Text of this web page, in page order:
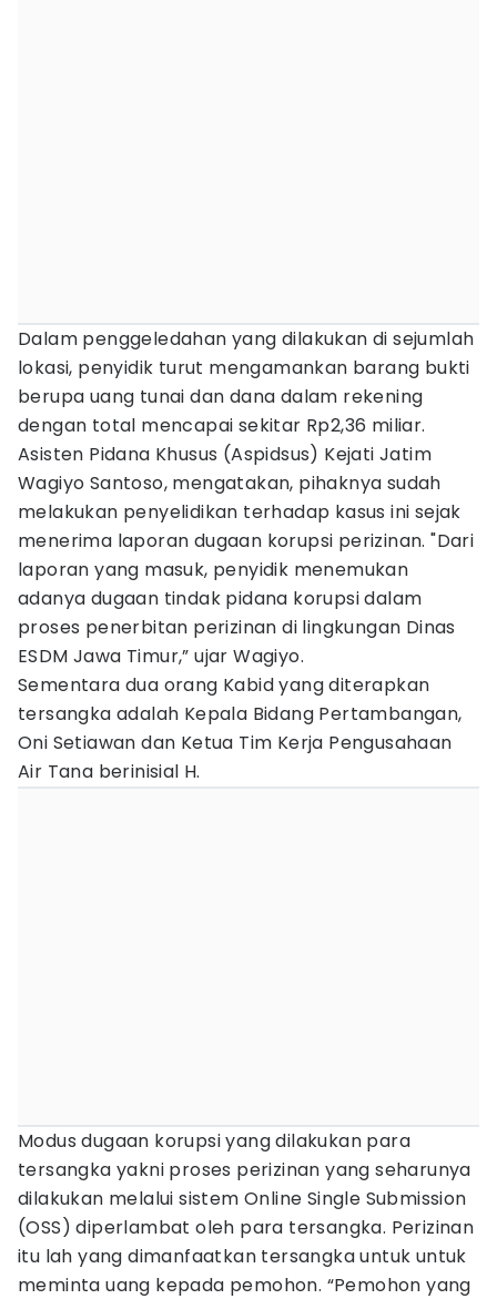
Dalam penggeledahan yang dilakukan di sejumlah
lokasi, penyidik turut mengamankan barang bukti
berupa uang tunai dan dana dalam rekening
dengan total mencapai sekitar Rp2,36 miliar.
Asisten Pidana Khusus (Aspidsus) Kejati Jatim
Wagiyo Santoso, mengatakan, pihaknya sudah
melakukan penyelidikan terhadap kasus ini sejak
menerima laporan dugaan korupsi perizinan. "Dari
laporan yang masuk, penyidik menemukan
adanya dugaan tindak pidana korupsi dalam
proses penerbitan perizinan di lingkungan Dinas
ESDM Jawa Timur,” ujar Wagiyo.
Sementara dua orang Kabid yang diterapkan
tersangka adalah Kepala Bidang Pertambangan,
Oni Setiawan dan Ketua Tim Kerja Pengusahaan
Air Tana berinisial H.
Modus dugaan korupsi yang dilakukan para
tersangka yakni proses perizinan yang seharunya
dilakukan melalui sistem Online Single Submission
(OSS) diperlambat oleh para tersangka. Perizinan
itu lah yang dimanfaatkan tersangka untuk untuk
meminta uang kepada pemohon. “Pemohon yang